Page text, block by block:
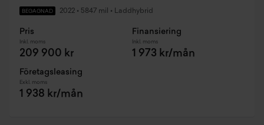
BEGAGNAD 2022 • 5847 mil • Laddhybrid
Pris
Inkl. moms
209 900 kr
Finansiering
Inkl. moms
1 973 kr/mån
Företagsleasing
Exkl. moms
1 938 kr/mån